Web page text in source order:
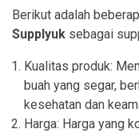
Berikut adalah
Supplyuk sebagai
Kualitas produk:
buah yang segar,
kesehatan dan
Harga: Harga yang